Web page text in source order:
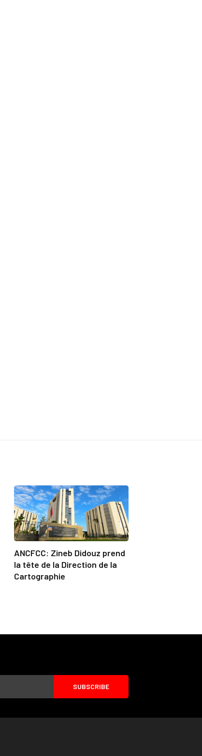
ANCFCC: Zineb Didouz prend
la tête de la Direction de la
Cartographie